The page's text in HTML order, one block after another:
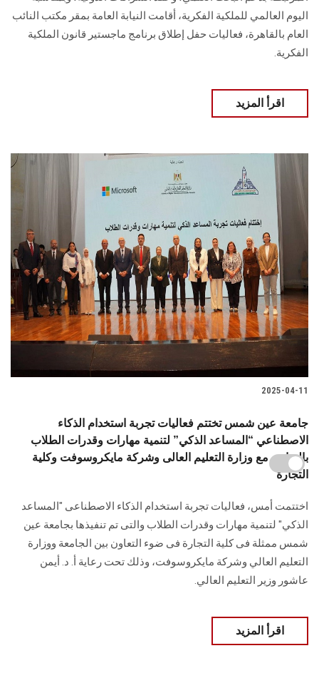
اليوم العالمي للملكية الفكرية، أقامت النيابة العامة بمقر مكتب النائب
العام بالقاهرة، فعاليات حفل إطلاق برنامج ماجستير قانون الملكية
الفكرية.
اقرأ المزيد
2025-04-11
جامعة عين شمس تختتم فعاليات تجربة استخدام الذكاء
الاصطناعي “المساعد الذكي” لتنمية مهارات وقدرات الطلاب
بالتعاون مع وزارة التعليم العالى وشركة مايكروسوفت وكلية
التجارة
اختتمت أمس، فعاليات تجربة استخدام الذكاء الاصطناعى "المساعد
الذكي" لتنمية مهارات وقدرات الطلاب والتى تم تنفيذها بجامعة عين
شمس ممثلة فى كلية التجارة فى ضوء التعاون بين الجامعة ووزارة
التعليم العالي وشركة مايكروسوفت، وذلك تحت رعاية أ. د. أيمن
عاشور وزير التعليم العالي.
اقرأ المزيد